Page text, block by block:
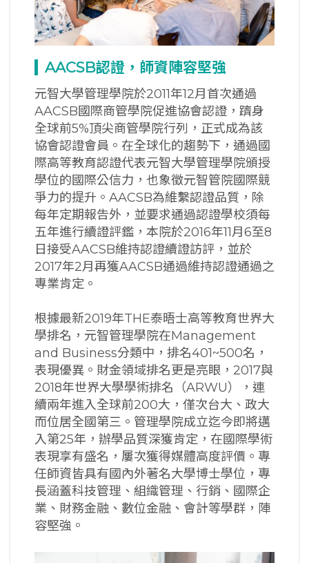
AACSB認證，師資陣容堅強
元智大學管理學院於2011年12月首次通過
AACSB國際商管學院促進協會認證，躋身
全球前5%頂尖商管學院行列，正式成為該
協會認證會員。在全球化的趨勢下，通過國
際高等教育認證代表元智大學管理學院頒授
學位的國際公信力，也象徵元智管院國際競
爭力的提升。AACSB為維繫認證品質，除
每年定期報告外，並要求通過認證學校須每
五年進行續證評鑑，本院於2016年11月6至8
日接受AACSB維持認證續證訪評，並於
2017年2月再獲AACSB通過維持認證通過之
專業肯定。
根據最新2019年THE泰晤士高等教育世界大
學排名，元智管理學院在Management
and Business分類中，排名401~500名，
表現優異。財金領域排名更是亮眼，2017與
2018年世界大學學術排名（ARWU），連
續兩年進入全球前200大，僅次台大、政大
而位居全國第三。管理學院成立迄今即將邁
入第25年，辦學品質深獲肯定，在國際學術
表現享有盛名，屢次獲得媒體高度評價。專
任師資皆具有國內外著名大學博士學位，專
長涵蓋科技管理、組織管理、行銷、國際企
業、財務金融、數位金融、會計等學群，陣
容堅強。